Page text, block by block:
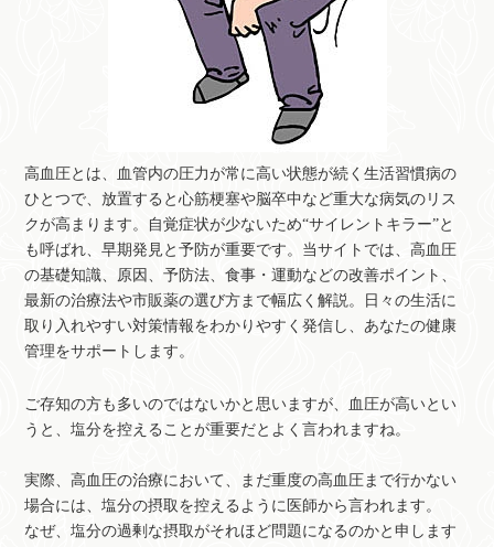
高血圧とは、血管内の圧力が常に高い状態が続く生活習慣病の
ひとつで、放置すると心筋梗塞や脳卒中など重大な病気のリス
クが高まります。自覚症状が少ないため“サイレントキラー”と
も呼ばれ、早期発見と予防が重要です。当サイトでは、高血圧
の基礎知識、原因、予防法、食事・運動などの改善ポイント、
最新の治療法や市販薬の選び方まで幅広く解説。日々の生活に
取り入れやすい対策情報をわかりやすく発信し、あなたの健康
管理をサポートします。
ご存知の方も多いのではないかと思いますが、血圧が高いとい
うと、塩分を控えることが重要だとよく言われますね。
実際、高血圧の治療において、まだ重度の高血圧まで行かない
場合には、塩分の摂取を控えるように医師から言われます。
なぜ、塩分の過剰な摂取がそれほど問題になるのかと申します